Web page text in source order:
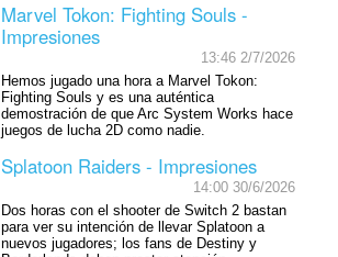
Marvel Tokon: Fighting Souls -
Impresiones
13:46 2/7/2026
Hemos jugado una hora a Marvel Tokon:
Fighting Souls y es una auténtica
demostración de que Arc System Works hace
juegos de lucha 2D como nadie.
Splatoon Raiders - Impresiones
14:00 30/6/2026
Dos horas con el shooter de Switch 2 bastan
para ver su intención de llevar Splatoon a
nuevos jugadores; los fans de Destiny y